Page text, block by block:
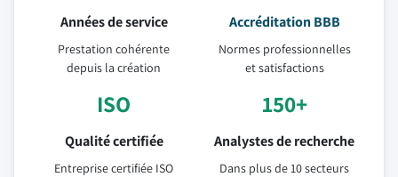
Années de service
Prestation cohérente
depuis la création
Accréditation BBB
Normes professionnelles
et satisfactions
ISO
Qualité certifiée
Entreprise certifiée ISO
150+
Analystes de recherche
Dans plus de 10 secteurs